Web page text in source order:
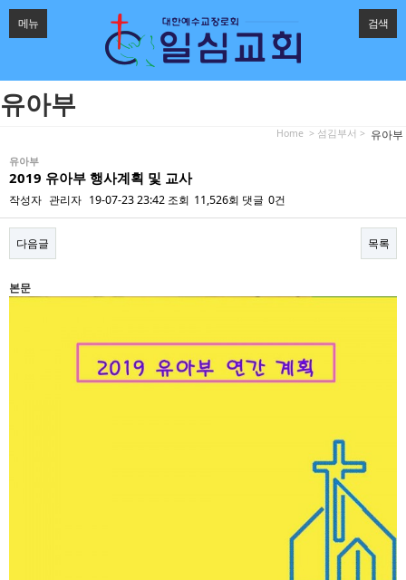
메뉴 검색
유아부
유아부
> 섬김부서 >
Home
유아부
2019 유아부 행사계획 및 교사
작성자 관리자 19-07-23 23:42 조회 11,526회 댓글 0건
다음글 목록
본문